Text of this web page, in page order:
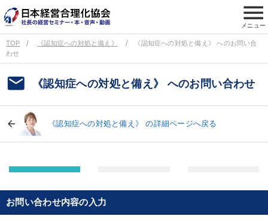
menu
メニュー
TOP 《認知症への対処と備え》
《認知症への対処と備え》 へのお問い合
わせ
email 《認知症への対処と備え》 へのお問い合わせ
《認知症への対処と備え》 の詳細ページへ戻る
お問い合わせ内容の入力